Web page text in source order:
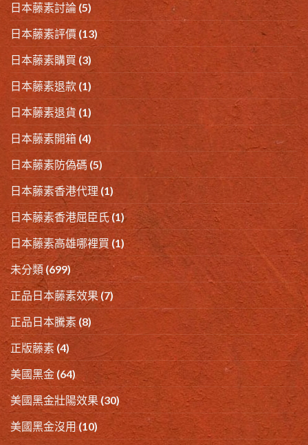
日本藤素討論 (5)
日本藤素評價 (13)
日本藤素購買 (3)
日本藤素退款 (1)
日本藤素退貨 (1)
日本藤素開箱 (4)
日本藤素防偽碼 (5)
日本藤素香港代理 (1)
日本藤素香港屈臣氏(1)
日本藤素高雄哪裡買 (1)
未分類(699)
正品日本藤素效果 (7)
正品日本騰素 (8)
正版藤素(4)
美國黑金 (64)
美國黑金壯陽效果(30)
美國黑金沒用(10)